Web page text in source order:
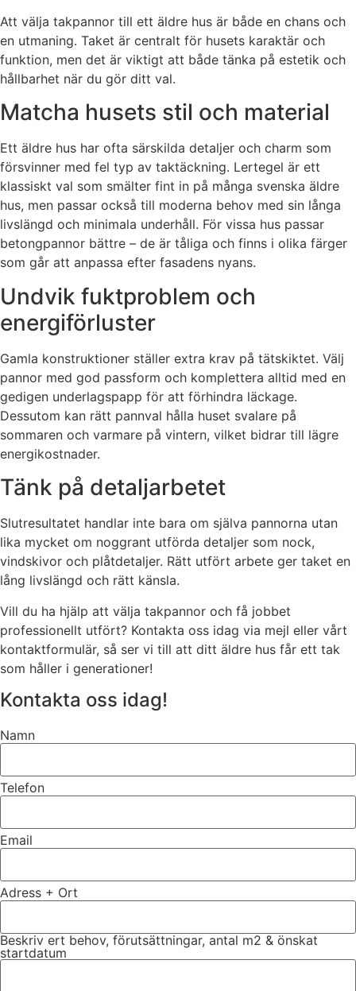
Att välja takpannor till ett äldre hus är både en chans och
en utmaning. Taket är centralt för husets karaktär och
funktion, men det är viktigt att både tänka på estetik och
hållbarhet när du gör ditt val.
Matcha husets stil och material
Ett äldre hus har ofta särskilda detaljer och charm som
försvinner med fel typ av taktäckning. Lertegel är ett
klassiskt val som smälter fint in på många svenska äldre
hus, men passar också till moderna behov med sin långa
livslängd och minimala underhåll. För vissa hus passar
betongpannor bättre – de är tåliga och finns i olika färger
som går att anpassa efter fasadens nyans.
Undvik fuktproblem och
energiförluster
Gamla konstruktioner ställer extra krav på tätskiktet. Välj
pannor med god passform och komplettera alltid med en
gedigen underlagspapp för att förhindra läckage.
Dessutom kan rätt pannval hålla huset svalare på
sommaren och varmare på vintern, vilket bidrar till lägre
energikostnader.
Tänk på detaljarbetet
Slutresultatet handlar inte bara om själva pannorna utan
lika mycket om noggrant utförda detaljer som nock,
vindskivor och plåtdetaljer. Rätt utfört arbete ger taket en
lång livslängd och rätt känsla.
Vill du ha hjälp att välja takpannor och få jobbet
professionellt utfört? Kontakta oss idag via mejl eller vårt
kontaktformulär, så ser vi till att ditt äldre hus får ett tak
som håller i generationer!
Kontakta oss idag!
Namn
Telefon
Email
Adress + Ort
Beskriv ert behov, förutsättningar, antal m2 & önskat
startdatum